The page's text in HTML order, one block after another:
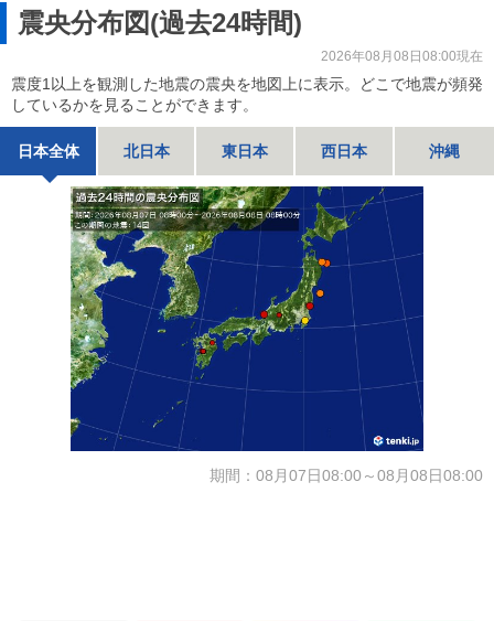
震央分布図(過去24時間)
2026年08月08日08:00現在
震度1以上を観測した地震の震央を地図上に表示。どこで地震が頻発
しているかを見ることができます。
日本全体 北日本 東日本 西日本 沖縄
期間：08月07日08:00～08月08日08:00